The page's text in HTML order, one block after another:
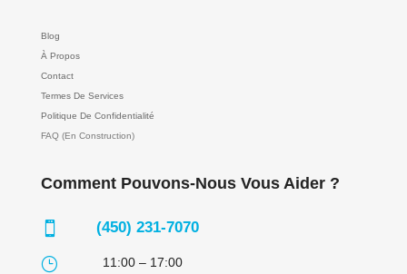
Blog
À Propos
Contact
Termes De Services
Politique De Confidentialité
FAQ (En Construction)
Comment Pouvons-Nous Vous Aider ?
 (450) 231-7070
} 11:00 – 17:00